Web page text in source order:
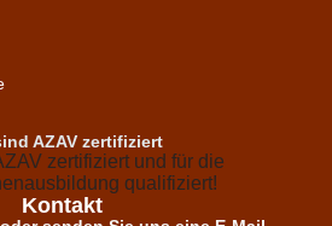
AZAV zertifiziert
Kontakt